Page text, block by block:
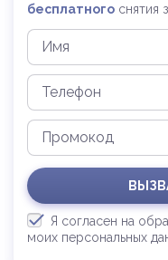
бесплатного снятия
Я согласен на
моих персональных